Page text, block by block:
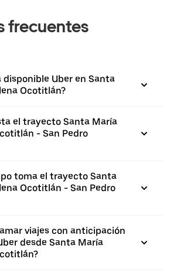
frecuentes
disponible Uber en Santa
Ocotitlán?
el trayecto Santa María
- San Pedro
toma el trayecto Santa
Ocotitlán - San Pedro
viajes con anticipación
desde Santa María